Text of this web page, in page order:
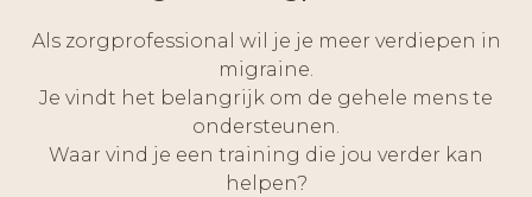
Als zorgprofessional wil je je meer verdiepen in
migraine.
Je vindt het belangrijk om de gehele mens te
ondersteunen.
Waar vind je een training die jou verder kan
helpen?